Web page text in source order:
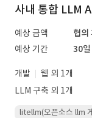
사내 통합 LLM
예상 금액
협의
예상 기간
30일
개발
웹 외 1개
LLM 구축 외 1개
litellm(오픈소스 llm